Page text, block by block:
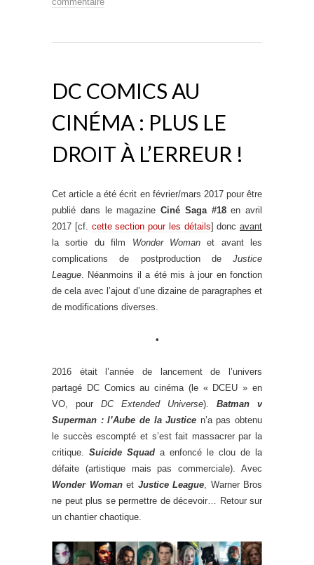
DC COMICS AU
CINÉMA : PLUS LE
DROIT À L’ERREUR !
Cet article a été écrit en février/mars 2017 pour être
publié dans le magazine Ciné Saga #18en avril
2017 [cf. cette section pour les détails] donc avant
la sortie du film Wonder Womanet avant les
complications de postproduction de Justice
League. Néanmoins il a été mis à jour en fonction
de cela avec l’ajout d’une dizaine de paragraphes et
de modifications diverses.
•
2016 était l’année de lancement de l’univers
partagé DC Comics au cinéma (le « DCEU » en
VO, pour DC Extended Universe). Batman v
Superman : l’Aube de la Justice n’a pas obtenu
le succès escompté et s’est fait massacrer par la
critique. Suicide Squad a enfoncé le clou de la
défaite (artistique mais pas commerciale). Avec
Wonder Womanet Justice League, Warner Bros
ne peut plus se permettre de décevoir… Retour sur
un chantier chaotique.